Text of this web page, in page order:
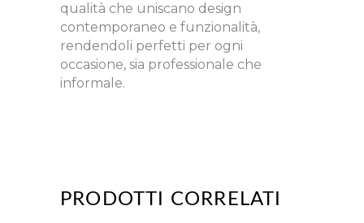
qualità che uniscano design
contemporaneo e funzionalità,
rendendoli perfetti per ogni
occasione, sia professionale che
informale.
PRODOTTI CORRELATI